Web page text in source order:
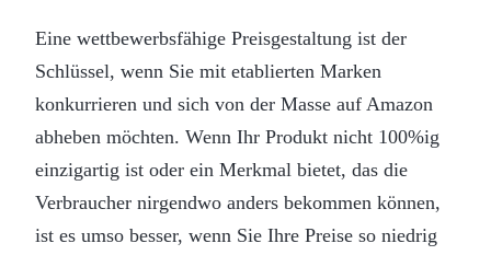
Eine wettbewerbsfähige Preisgestaltung ist der
Schlüssel, wenn Sie mit etablierten Marken
konkurrieren und sich von der Masse auf Amazon
abheben möchten. Wenn Ihr Produkt nicht 100%ig
einzigartig ist oder ein Merkmal bietet, das die
Verbraucher nirgendwo anders bekommen können,
ist es umso besser, wenn Sie Ihre Preise so niedrig